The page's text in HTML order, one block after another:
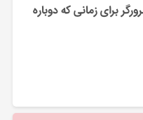
برای زمانی که دوباره